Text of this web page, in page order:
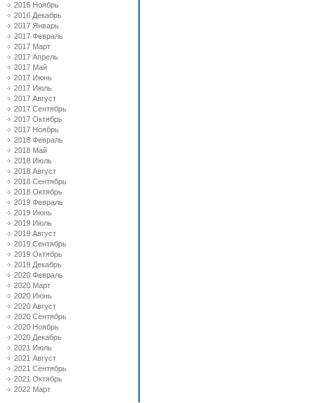
2016 Ноябрь
2016 Декабрь
2017 Январь
2017 Февраль
2017 Март
2017 Апрель
2017 Май
2017 Июнь
2017 Июль
2017 Август
2017 Сентябрь
2017 Октябрь
2017 Ноябрь
2018 Февраль
2018 Май
2018 Июль
2018 Август
2018 Сентябрь
2018 Октябрь
2019 Февраль
2019 Июнь
2019 Июль
2019 Август
2019 Сентябрь
2019 Октябрь
2019 Декабрь
2020 Февраль
2020 Март
2020 Июнь
2020 Август
2020 Сентябрь
2020 Ноябрь
2020 Декабрь
2021 Июль
2021 Август
2021 Сентябрь
2021 Октябрь
2022 Март